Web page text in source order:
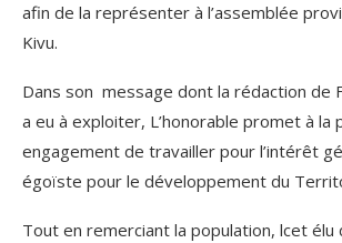
afin de la représenter à l’assemblée
Kivu.
Dans son message dont la rédaction de
a eu à exploiter, L’honorable promet à la
engagement de travailler pour l’intérêt
égoïste pour le développement du
Tout en remerciant la population, lcet élu